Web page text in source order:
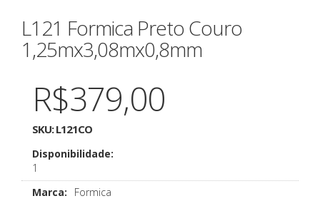
L121 Formica Preto Couro
1,25mx3,08mx0,8mm
R$379,00
SKU:L121CO
Disponibilidade:
1
Marca:
Formica